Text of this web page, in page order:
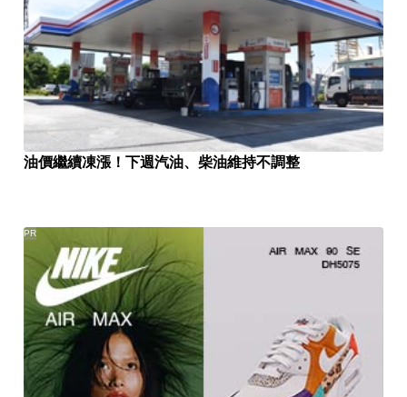
油價繼續凍漲！下週汽油、柴油維持不調整
PR